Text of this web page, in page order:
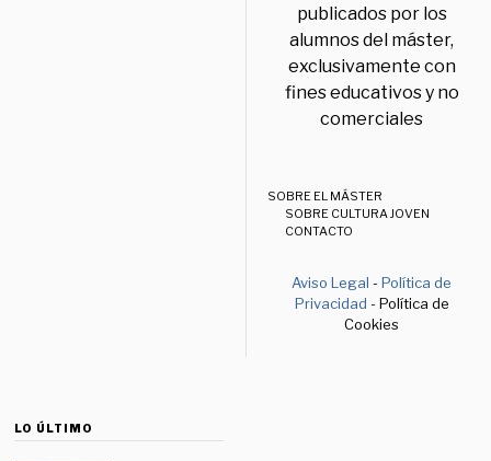
publicados por los
alumnos del máster,
exclusivamente con
fines educativos y no
comerciales
SOBRE EL MÁSTER
SOBRE CULTURA JOVEN
CONTACTO
Aviso Legal -Política de
Privacidad - Política de
Cookies
LO ÚLTIMO